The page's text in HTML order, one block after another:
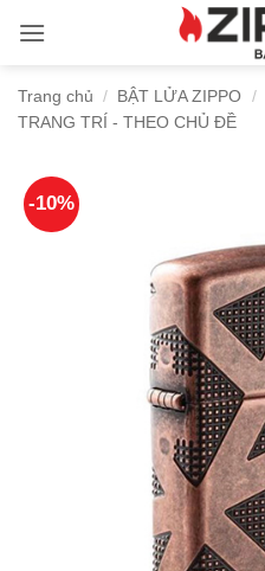
qua
dungTrang chủ / BẬT LỬA ZIPPO /
TRANG TRÍ - THEO CHỦ ĐỀ
-10%